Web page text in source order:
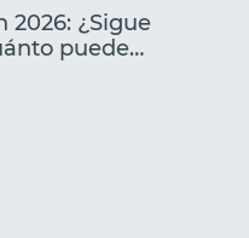
2026: ¿Sigue
puede